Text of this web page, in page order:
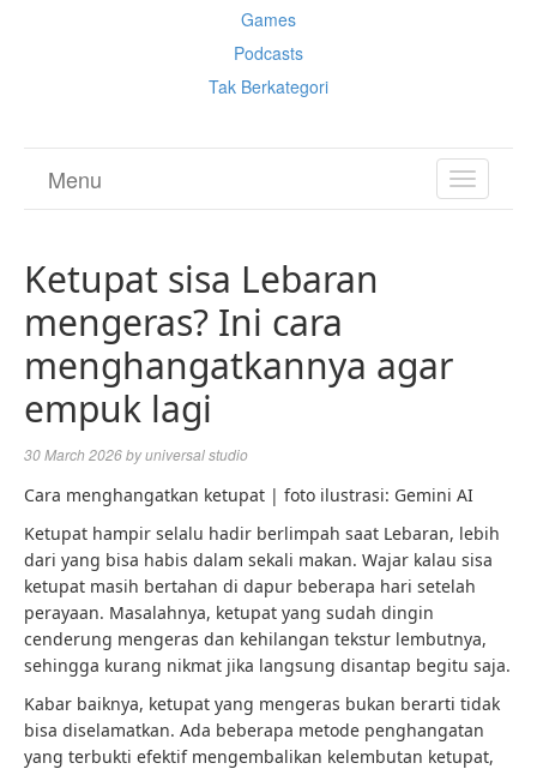
Games
Podcasts
Tak Berkategori
TOGGLE
Menu
Ketupat sisa Lebaran
mengeras? Ini cara
menghangatkannya agar
empuk lagi
30 March 2026byuniversal studio
Cara menghangatkan ketupat | foto ilustrasi: Gemini AI
Ketupat hampir selalu hadir berlimpah saat Lebaran, lebih
dari yang bisa habis dalam sekali makan. Wajar kalau sisa
ketupat masih bertahan di dapur beberapa hari setelah
perayaan. Masalahnya, ketupat yang sudah dingin
cenderung mengeras dan kehilangan tekstur lembutnya,
sehingga kurang nikmat jika langsung disantap begitu saja.
Kabar baiknya, ketupat yang mengeras bukan berarti tidak
bisa diselamatkan. Ada beberapa metode penghangatan
yang terbukti efektif mengembalikan kelembutan ketupat,